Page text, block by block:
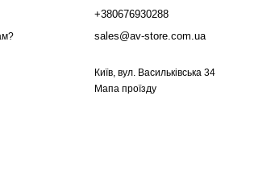
+380676930288
sales@av-store.com.ua
Київ, вул. Васильківська 34
Мапа проїзду